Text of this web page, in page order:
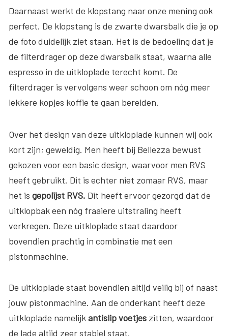
Daarnaast werkt de klopstang naar onze mening ook
perfect. De klopstang is de zwarte dwarsbalk die je op
de foto duidelijk ziet staan. Het is de bedoeling dat je
de filterdrager op deze dwarsbalk staat, waarna alle
espresso in de uitkloplade terecht komt. De
filterdrager is vervolgens weer schoon om nóg meer
lekkere kopjes koffie te gaan bereiden.
Over het design van deze uitkloplade kunnen wij ook
kort zijn; geweldig. Men heeft bij Bellezza bewust
gekozen voor een basic design, waarvoor men RVS
heeft gebruikt. Dit is echter niet zomaar RVS, maar
het is gepolijst RVS. Dit heeft ervoor gezorgd dat de
uitklopbak een nóg fraaiere uitstraling heeft
verkregen. Deze uitkloplade staat daardoor
bovendien prachtig in combinatie met een
pistonmachine.
De uitkloplade staat bovendien altijd veilig bij of naast
jouw pistonmachine. Aan de onderkant heeft deze
uitkloplade namelijkantislip voetjes zitten, waardoor
de lade altijd zeer stabiel staat.